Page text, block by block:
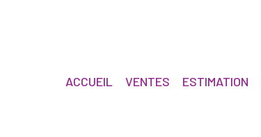
ACCUEIL VENTES ESTIMATION